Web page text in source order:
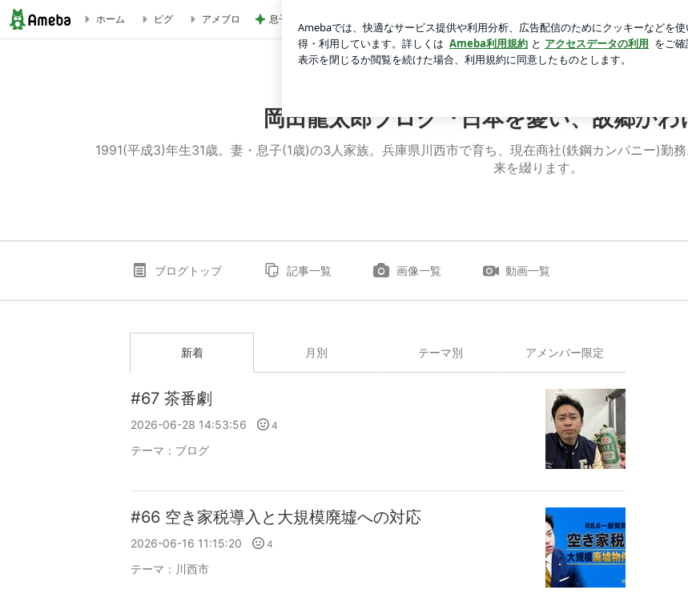
ブログ記事一覧｜岡田龍太郎ブログ『日本を憂い、故郷かわにしを想う』
ホーム ピグ アメブロ 息子と二人で行った旅行の合計額
岡田龍太郎ブログ『日本を憂い、故郷かわ
1991(平成3)年生31歳。妻・息子(1歳)の3人家族。兵庫県川西市で育ち、現在商社(鉄鋼カンパニー)勤
来を綴ります。
ブログトップ 記事一覧 画像一覧 動画一覧
新着 月別 テーマ別 アメンバー限定
#67 茶番劇
2026-06-28 14:53:56 4
テーマ： ブログ
#66 空き家税導入と大規模廃墟への対応
2026-06-16 11:15:20 4
テーマ： 川西市